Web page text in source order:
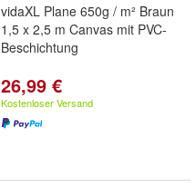
vidaXL Plane 650g / m² Braun
1,5 x 2,5 m Canvas mit PVC-
Beschichtung
26,99 €
Kostenloser Versand